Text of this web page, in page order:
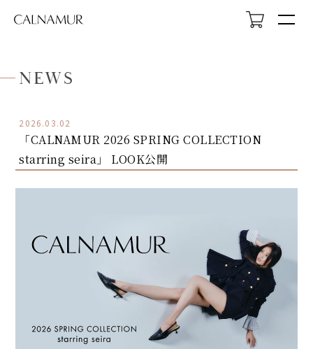
HOME
LOOK
PROFILE
SHOP LIST
NEWS
2026.03.02
「CALNAMUR 2026 SPRING COLLECTION
starring seira」 LOOK公開